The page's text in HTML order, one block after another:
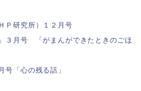
Ｐ研究所）１２月号
３月号 「がまんができたときのごほ
号「心の残る話」